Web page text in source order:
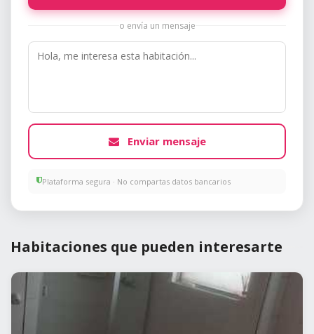
o envía un mensaje
Enviar mensaje
Plataforma segura · No compartas datos bancarios
Habitaciones que pueden interesarte